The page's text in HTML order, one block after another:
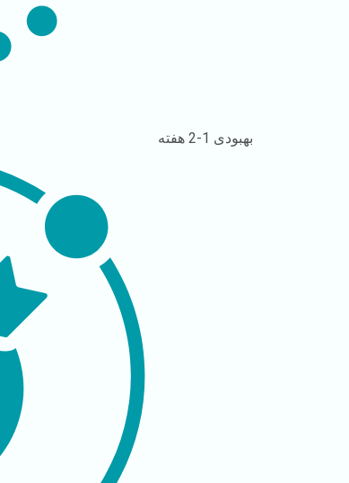
بهبودی 1-2 هفته